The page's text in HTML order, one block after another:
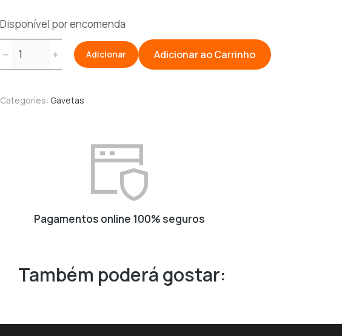
Disponível por encomenda
Quantidade
de
﹣ ﹢ Adicionar Adicionar ao Carrinho
Categories: Gavetas
Pagamentos online 100% seguros
Também poderá gostar: